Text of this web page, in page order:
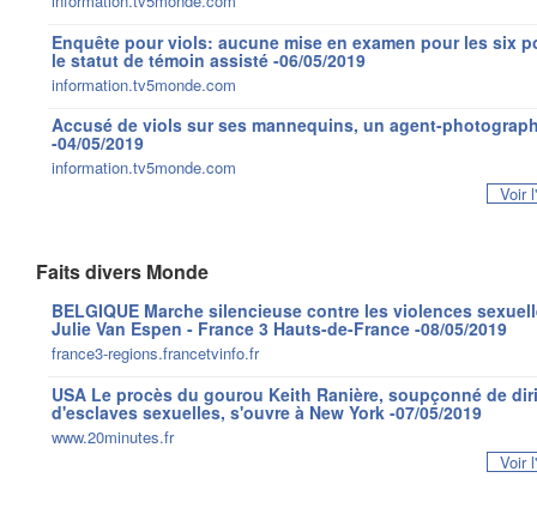
Enquête pour viols: aucune mise en examen pour les six
le statut de témoin assisté -06/05/2019
information.tv5monde.com
Accusé de viols sur ses mannequins, un agent-
-04/05/2019
information.tv5monde.com
Voir
Faits divers Monde
BELGIQUE Marche silencieuse contre les violences
Julie Van Espen - France 3 Hauts-de-France -08/05/2019
france3-regions.francetvinfo.fr
USA Le procès du gourou Keith Ranière, soupçonné de
d'esclaves sexuelles, s'ouvre à New York -07/05/2019
www.20minutes.fr
Voir